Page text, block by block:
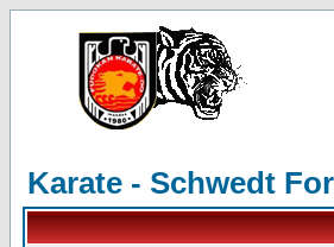
Karate - Schwedt